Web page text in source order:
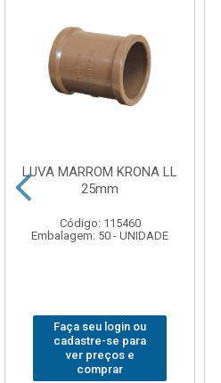
LUVA MARROM KRONA LL
25mm
Código: 115460
Embalagem: 50 - UNIDADE
Faça seu login ou
cadastre-se para
ver preços e
comprar